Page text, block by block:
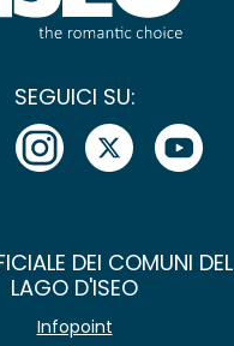
SEGUICI SU:
DEI COMUNI DEL
LAGO D'ISEO
Infopoint